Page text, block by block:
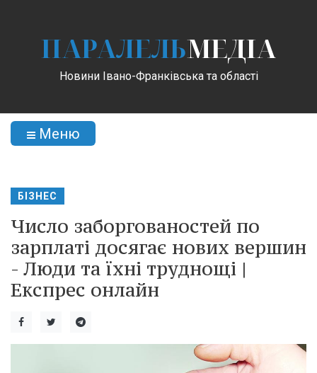
ПАРАЛЕЛЬМЕДІА
Новини Івано-Франківська та області
Меню
БІЗНЕС
Число заборгованостей по
зарплаті досягає нових вершин
- Люди та їхні труднощі |
Експрес онлайн